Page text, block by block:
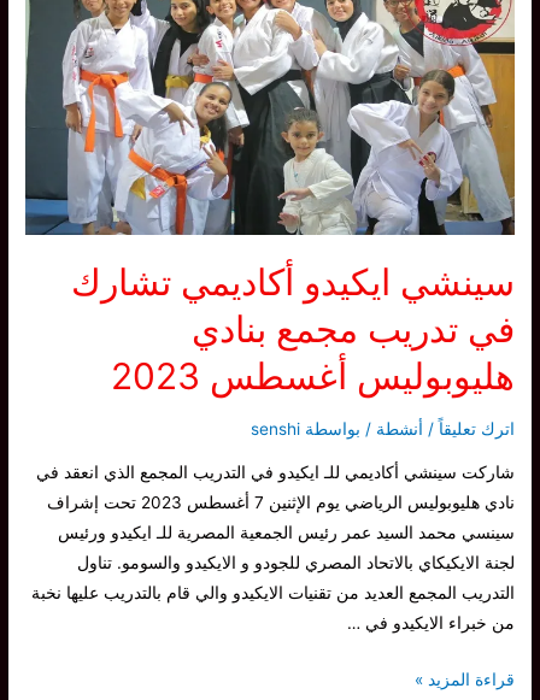
هامة
بخصوص
العملية
التدريبة
للـ
ايكيدو
سينشي ايكيدو أكاديمي تشارك
في تدريب مجمع بنادي
هليوبوليس أغسطس 2023
اترك تعليقاً / أنشطة / بواسطة senshi
شاركت سينشي أكاديمي للـ ايكيدو في التدريب المجمع الذي انعقد في
نادي هليوبوليس الرياضي يوم الإثنين 7 أغسطس 2023 تحت إشراف
سينسي محمد السيد عمر رئيس الجمعية المصرية للـ ايكيدو ورئيس
لجنة الايكيكاي بالاتحاد المصري للجودو و الايكيدو والسومو. تناول
التدريب المجمع العديد من تقنيات الايكيدو والي قام بالتدريب عليها نخبة
من خبراء الايكيدو في …
سينشي
قراءة المزيد »